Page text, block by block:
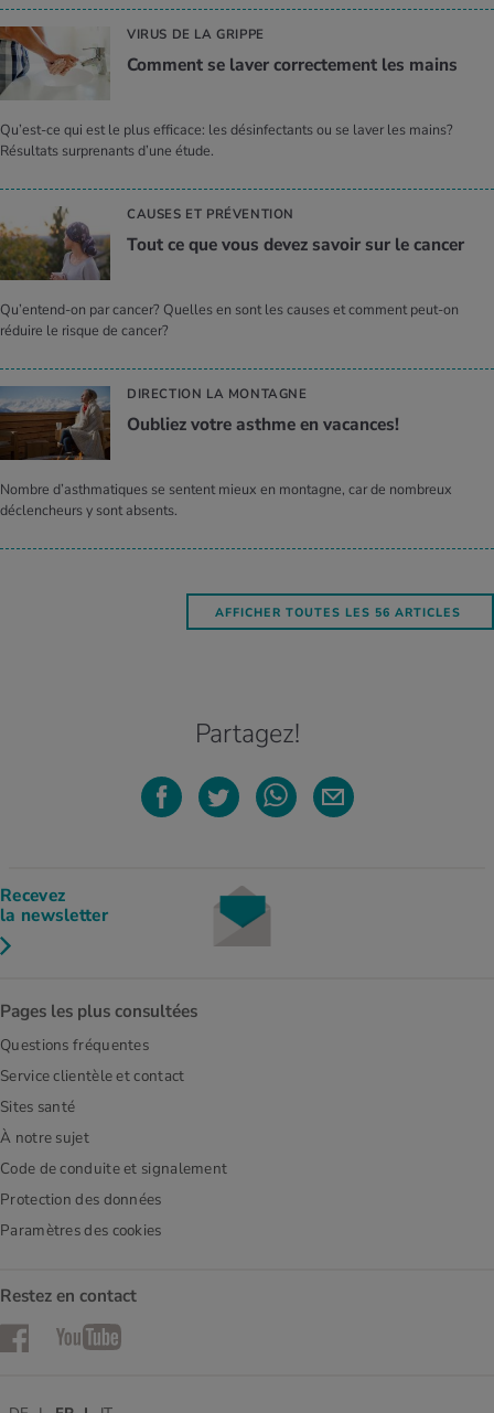
VIRUS DE LA GRIPPE
Com­ment se laver cor­rec­te­ment les mains
Qu’est-ce qui est le plus efficace: les désinfectants ou se laver les mains?
Résultats surprenants d’une étude.
CAUSES ET PRÉVENTION
Tout ce que vous devez savoir sur le can­cer
Qu’entend-on par cancer? Quelles en sont les causes et comment peut-on
réduire le risque de cancer?
DIRECTION LA MONTAGNE
Oubliez votre asthme en vacances!
Nombre d’asthmatiques se sentent mieux en montagne, car de nombreux
déclencheurs y sont absents.
AFFICHER TOUTES LES 56 ARTICLES
Partagez!
Recevez
la newsletter
Pages les plus consultées
Questions fréquentes
Service clientèle et contact
Sites santé
À notre sujet
Code de conduite et signalement
Protection des données
Paramètres des cookies
Restez en contact
FacebookYouTube